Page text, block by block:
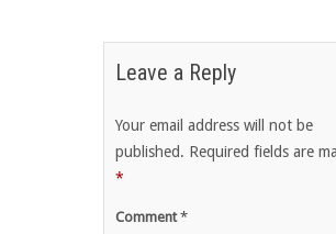
Leave a Reply
Your email address will not be
published. Required fields are
*
Comment*